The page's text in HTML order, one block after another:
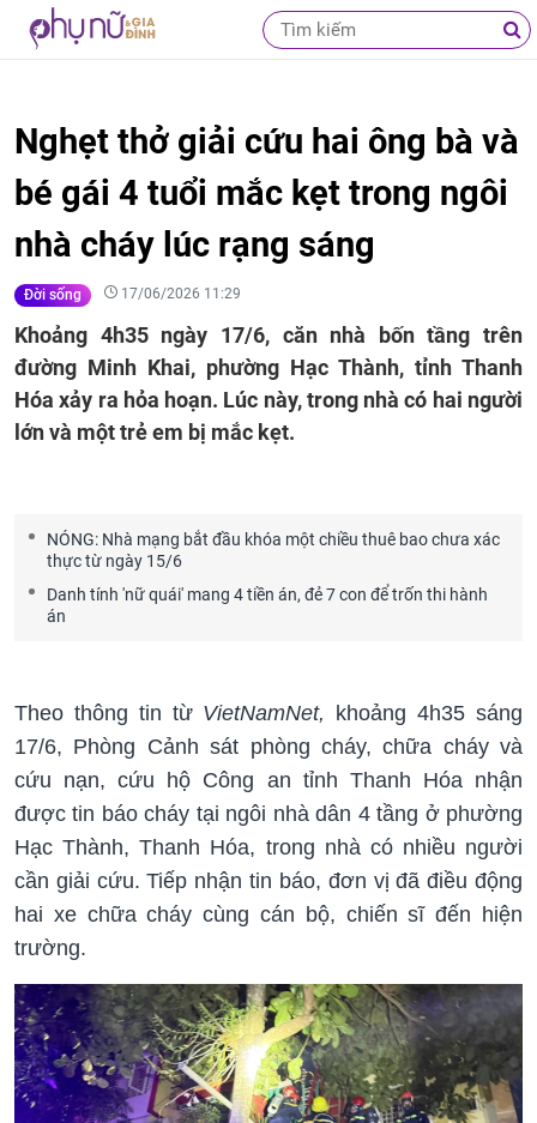
Nghẹt thở giải cứu hai ông bà và
bé gái 4 tuổi mắc kẹt trong ngôi
nhà cháy lúc rạng sáng
Đời sống 17/06/2026 11:29
Khoảng 4h35 ngày 17/6, căn nhà bốn tầng trên
đường Minh Khai, phường Hạc Thành, tỉnh Thanh
Hóa xảy ra hỏa hoạn. Lúc này, trong nhà có hai người
lớn và một trẻ em bị mắc kẹt.
NÓNG: Nhà mạng bắt đầu khóa một chiều thuê bao chưa xác
thực từ ngày 15/6
Danh tính 'nữ quái' mang 4 tiền án, đẻ 7 con để trốn thi hành
án
Theo thông tin từVietNamNet, khoảng 4h35 sáng
17/6, Phòng Cảnh sát phòng cháy, chữa cháy và
cứu nạn, cứu hộ Công an tỉnh Thanh Hóa nhận
được tin báo cháy tại ngôi nhà dân 4 tầng ở phường
Hạc Thành, Thanh Hóa, trong nhà có nhiều người
cần giải cứu. Tiếp nhận tin báo, đơn vị đã điều động
hai xe chữa cháy cùng cán bộ, chiến sĩ đến hiện
trường.